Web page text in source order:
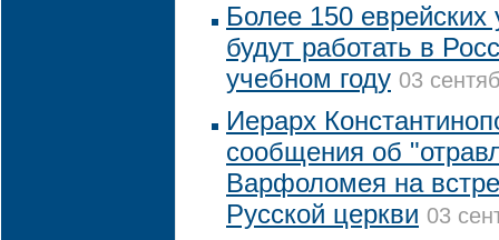
Более 150
будут работать в
учебном году 03
Иерарх
сообщения об
Варфоломея на
Русской церкви 03